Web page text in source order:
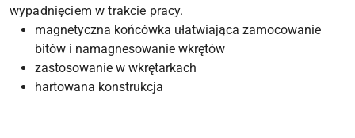
wypadnięciem w trakcie pracy.
magnetyczna końcówka ułatwiająca zamocowanie
bitów i namagnesowanie wkrętów
zastosowanie w wkrętarkach
hartowana konstrukcja